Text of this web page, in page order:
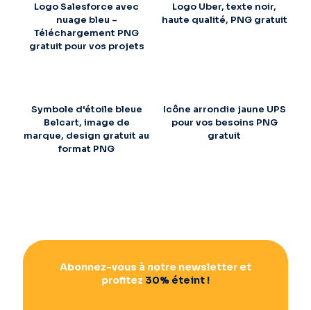
Logo Salesforce avec
nuage bleu –
Téléchargement PNG
gratuit pour vos projets
Logo Uber, texte noir,
haute qualité, PNG gratuit
Symbole d'étoile bleue
Belcart, image de
marque, design gratuit au
format PNG
Icône arrondie jaune UPS
pour vos besoins PNG
gratuit
Abonnez-vous à notre newsletter et
profitez 30% éteint !